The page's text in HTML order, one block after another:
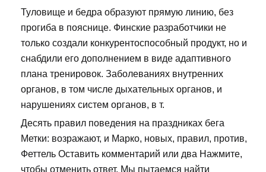
Туловище и бедра образуют прямую линию, без
прогиба в пояснице. Финские разработчики не
только создали конкурентоспособный продукт, но и
снабдили его дополнением в виде адаптивного
плана тренировок. Заболеваниях внутренних
органов, в том числе дыхательных органов, и
нарушениях систем органов, в т.
Десять правил поведения на праздниках бега
Метки: возражают, и Марко, новых, правил, против,
Феттель Оставить комментарий или два Нажмите,
чтобы отменить ответ. Мы пытаемся найти